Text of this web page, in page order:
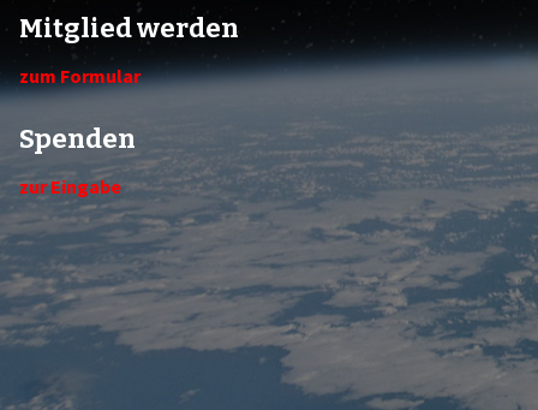
Mitglied werden
zum Formular
Spenden
zur Eingabe